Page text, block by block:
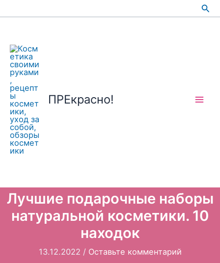
к
ПРЕкрасно!
Лучшие подарочные наборы
натуральной косметики. 10
находок
13.12.2022 / Оставьте комментарий